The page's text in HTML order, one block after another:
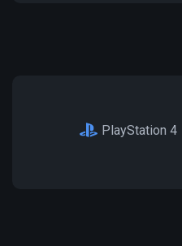
PlayStation 4